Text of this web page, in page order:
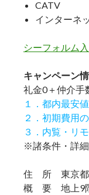
CATV
インターネ
シーフォルム
キャンペーン
礼金0＋仲介手
１．都内最安
２．初期費用
３．内覧・リ
※諸条件・詳
住 所 東京都
概 要 地上9